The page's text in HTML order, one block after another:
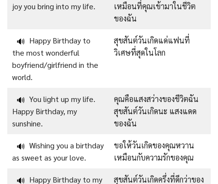
joy you bring into my life.
เหมือนที่คุณเข้ามาในชีวิต
ของฉัน
🔊 Happy Birthday to
the most wonderful
boyfriend/girlfriend in the
world.
สุขสันต์วันเกิดแด่แฟนที่
วิเศษที่สุดในโลก
🔊 You light up my life.
Happy Birthday, my
sunshine.
คุณคือแสงสว่างของชีวิตฉัน
สุขสันต์วันเกิดนะ แสงแดด
ของฉัน
🔊 Wishing you a birthday
as sweet as your love.
ขอให้วันเกิดของคุณหวาน
เหมือนกับความรักของคุณ
🔊 Happy Birthday to my
สุขสันต์วันเกิดครึ่งที่ดีกว่าของ